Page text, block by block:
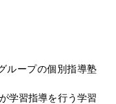
ループの個別指導塾
学習指導を行う学習